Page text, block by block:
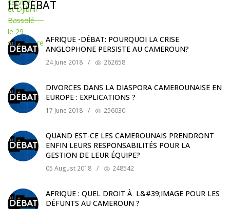
LE DÉBAT
AFRIQUE -DÉBAT: POURQUOI LA CRISE
ANGLOPHONE PERSISTE AU CAMEROUN?
24 June 2018 / 262658
DIVORCES DANS LA DIASPORA CAMEROUNAISE EN
EUROPE : EXPLICATIONS ?
17 June 2018 / 256030
QUAND EST-CE LES CAMEROUNAIS PRENDRONT
ENFIN LEURS RESPONSABILITÉS POUR LA
GESTION DE LEUR ÉQUIPE?
05 August 2018 / 248542
AFRIQUE : QUEL DROIT À L&#39;IMAGE POUR LES
DÉFUNTS AU CAMEROUN ?